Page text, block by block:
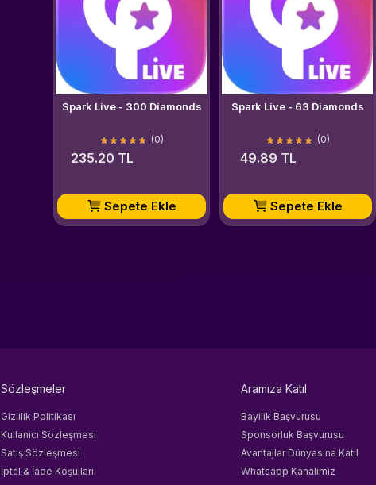
Spark Live - 300 Diamonds
(0)
235.20 TL
Sepete Ekle
Spark Live - 63 Diamonds
(0)
49.89 TL
Sepete Ekle
Sözleşmeler
Gizlilik Politikası
Kullanıcı Sözleşmesi
Satış Sözleşmesi
İptal & İade Koşulları
Aramıza Katıl
Bayilik Başvurusu
Sponsorluk Başvurusu
Avantajlar Dünyasına Katıl
Whatsapp Kanalımız